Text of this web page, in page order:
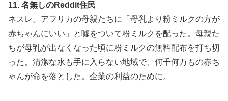
11. 名無しのReddit住民
ネスレ。アフリカの母親たちに「母乳より粉ミルクの方が
赤ちゃんにいい」と嘘をついて粉ミルクを配った。母親た
ちが母乳が出なくなった頃に粉ミルクの無料配布を打ち切
った。清潔な水も手に入らない地域で、何千何万もの赤ち
ゃんが命を落とした。企業の利益のために。